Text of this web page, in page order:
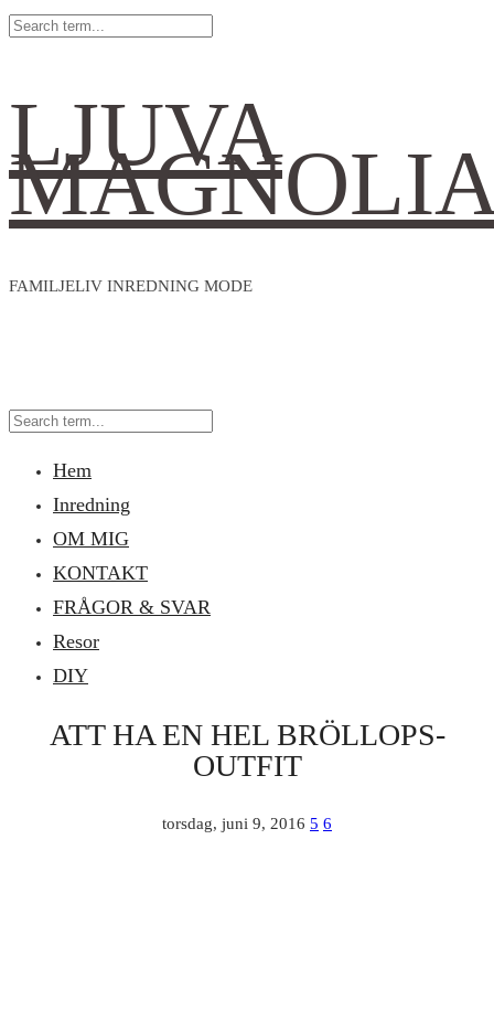
LJUVA
FAMILJELIV INREDNING MODE
Hem
Inredning
OM MIG
KONTAKT
FRÅGOR & SVAR
Resor
DIY
ATT HA EN HEL BRÖLLOPS-
OUTFIT
torsdag, juni 9, 2016 5 6